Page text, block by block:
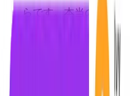
らです。本当の質問
ということです。
側面3：ハ